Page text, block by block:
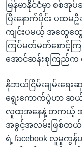
ရန်
ရှာဖွေ
ရန်
နေရာ
သို့
ရန်
ဘာသာစကားများ
မြန်မာနိုင်ငံမှာ စစ်အု
ပြီးနောက်ပိုင်း ပထ
ကျင်းပမယ့် အထွေထွ
ကြပ်မတ်မတ်စောင့်က
အောင်ဆန်းစုကြည်က
နိုဘယ်ငြိမ်းချမ်းရေ
ရွေးကောက်ပွဲဟာ ဆယ်စု
လူထုအနေနဲ့ တကယ့် အပ
အခွင့်အလမ်းဖြစ်တယ်
ရဲ့ facebook လူမှုကွန်